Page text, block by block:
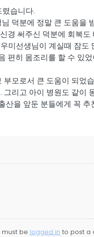
습니다.
덕분에 정말 큰 도움을
경 써주신 덕분에 회복도
미선생님이 계실때 잠도
편히 몸조리를 할 수 있
모로서 큰 도움이 되었
리고 아이 병원도 같이
을 앞둔 분들에게 꼭
must be logged in to post a